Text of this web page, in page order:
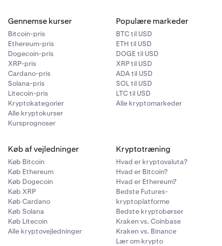
Gennemse kurser
Bitcoin-pris
Ethereum-pris
Dogecoin-pris
XRP-pris
Cardano-pris
Solana-pris
Litecoin-pris
Kryptokategorier
Alle kryptokurser
Kursprognoser
Populære markeder
BTC til USD
ETH til USD
DOGE til USD
XRP til USD
ADA til USD
SOL til USD
LTC til USD
Alle kryptomarkeder
Køb af vejledninger
Køb Bitcoin
Køb Ethereum
Køb Dogecoin
Køb XRP
Køb Cardano
Køb Solana
Køb Litecoin
Alle kryptovejledninger
Kryptotræning
Hvad er kryptovaluta?
Hvad er Bitcoin?
Hvad er Ethereum?
Bedste Futures-
kryptoplatforme
Bedste kryptobørser
Kraken vs. Coinbase
Kraken vs. Binance
Lær om krypto